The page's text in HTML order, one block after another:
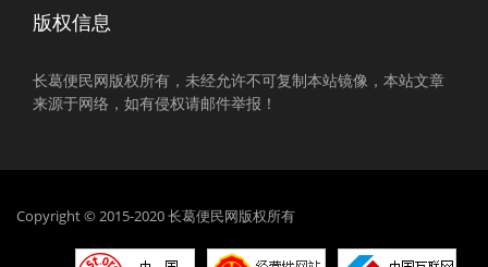
版权信息
长葛便民网版权所有，未经允许不可复制本站镜像，本站文章
来源于网络，如有侵权请邮件举报！
Copyright © 2015-2020 长葛便民网版权所有